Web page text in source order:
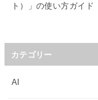
ト）」の使い方ガイド
カテゴリー
AI